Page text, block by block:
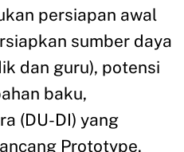
persiapan awal
sumber daya
dan guru), potensi
baku,
(DU-DI) yang
Prototype.